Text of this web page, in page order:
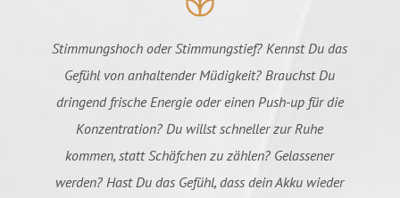
Stimmungshoch oder Stimmungstief? Kennst Du das
Gefühl von anhaltender Müdigkeit? Brauchst Du
dringend frische Energie oder einen Push-up für die
Konzentration? Du willst schneller zur Ruhe
kommen, statt Schäfchen zu zählen? Gelassener
werden? Hast Du das Gefühl, dass dein Akku wieder